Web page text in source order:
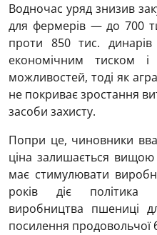
Водночас уряд знизив
для фермерів — до 700
проти 850 тис.
економічним тиском
можливостей, тоді як
не покриває зростання
засоби захисту.
Попри це, чиновники
ціна залишається вищою
має стимулювати
років діє політика
виробництва пшениці
посилення продовольчої